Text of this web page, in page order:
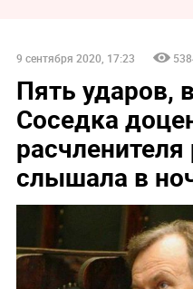
9 сентября 2020, 17:23
Пять ударов,
Соседка
расчленителя
слышала в